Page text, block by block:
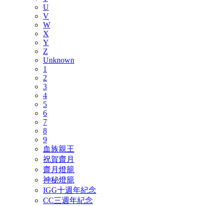
U
V
W
X
Y
Z
Unknown
1
2
3
4
5
6
7
8
9
血族親王
祝賀齋月
齋月燈籠
神秘燈籠
IGG十週年紀念
CC三週年紀念